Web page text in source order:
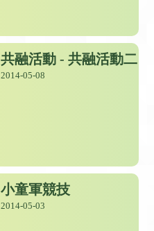
共融活動 - 共融活動二
2014-05-08
小童軍競技
2014-05-03